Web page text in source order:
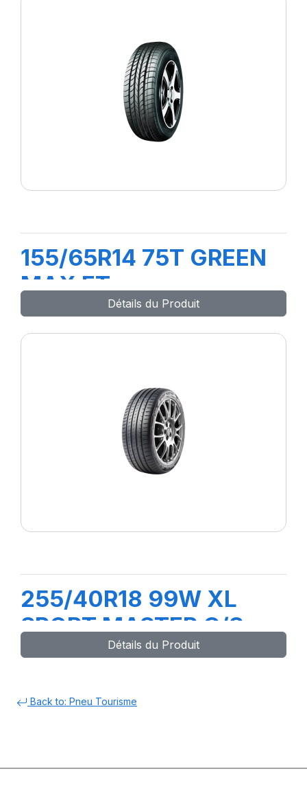
155/65R14 75T GREEN
MAX ET
Détails du Produit
255/40R18 99W XL
SPORT MASTER C/S
Détails du Produit
Back to: Pneu Tourisme